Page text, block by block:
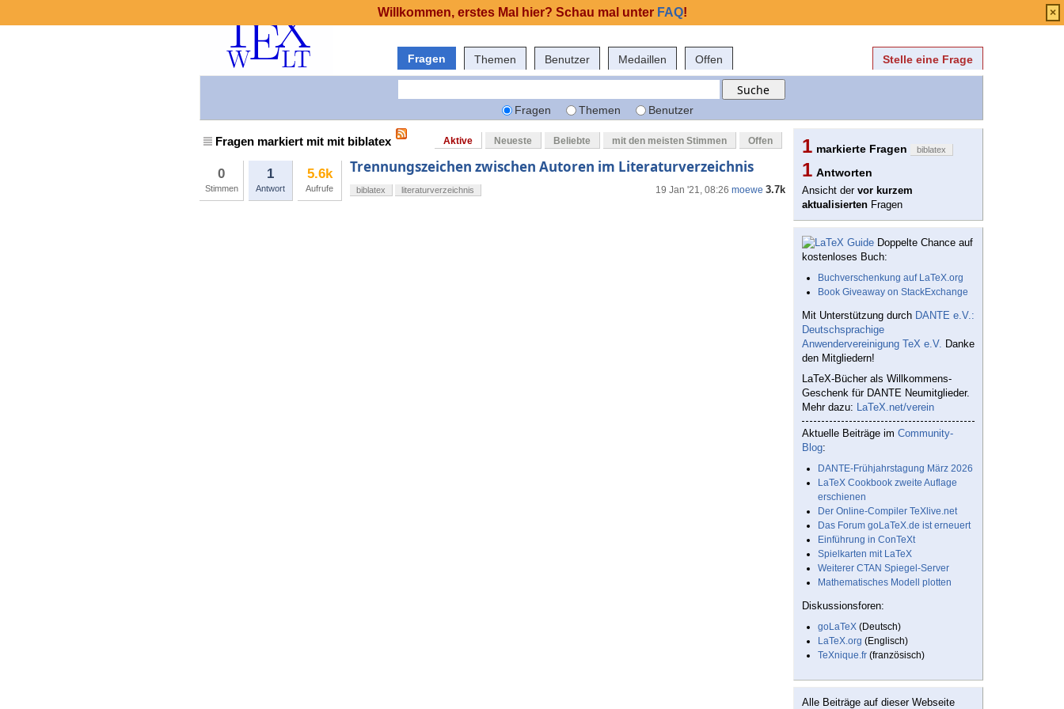
Fragen Themen Benutzer Medaillen Offen Stelle eine Frage
Fragen Themen Benutzer
Fragen markiert mit mit biblatex Aktive Neueste Beliebte mit den meisten Stimmen Offen
0
Stimmen
1
Antwort
5.6k
Aufrufe
Trennungszeichen zwischen Autoren im Literaturverzeichnis
19 Jan '21, 08:26 moewe 3.7k
biblatex literaturverzeichnis
1 markierte Fragen biblatex
1 Antworten
Ansicht der vor kurzem
aktualisierten Fragen
Doppelte Chance auf
kostenloses Buch:
Buchverschenkung auf LaTeX.org
Book Giveaway on StackExchange
Mit Unterstützung durch DANTE e.V.:
Deutschsprachige
Anwendervereinigung TeX e.V. Danke
den Mitgliedern!
LaTeX-Bücher als Willkommens-
Geschenk für DANTE Neumitglieder.
Mehr dazu: LaTeX.net/verein
Aktuelle Beiträge im Community-
Blog:
DANTE-Frühjahrstagung März 2026
LaTeX Cookbook zweite Auflage
erschienen
Der Online-Compiler TeXlive.net
Das Forum goLaTeX.de ist erneuert
Einführung in ConTeXt
Spielkarten mit LaTeX
Weiterer CTAN Spiegel-Server
Mathematisches Modell plotten
Diskussionsforen:
goLaTeX (Deutsch)
LaTeX.org (Englisch)
TeXnique.fr (französisch)
Alle Beiträge auf dieser Webseite
Willkommen, erstes Mal hier? Schau mal unter FAQ! ×